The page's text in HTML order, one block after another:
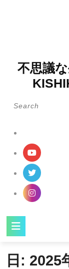
不思議
日: 2025